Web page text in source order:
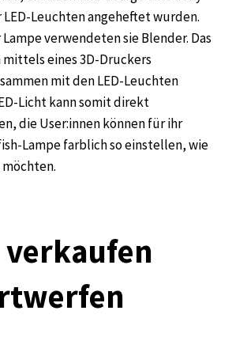
LED-Leuchten angeheftet wurden.
verwendeten sie Blender. Das
mittels eines 3D-Druckers
mit den LED-Leuchten
Licht kann somit direkt
die User:innen können für ihr
Lampe farblich so einstellen, wie
möchten.
verkaufen